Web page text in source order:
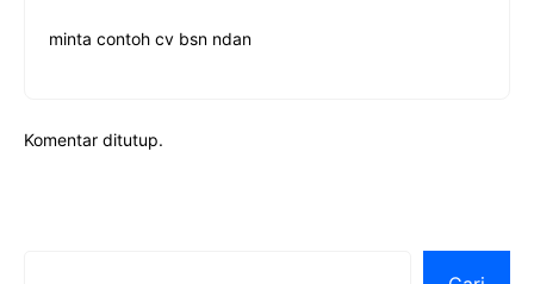
minta contoh cv bsn ndan
Komentar ditutup.